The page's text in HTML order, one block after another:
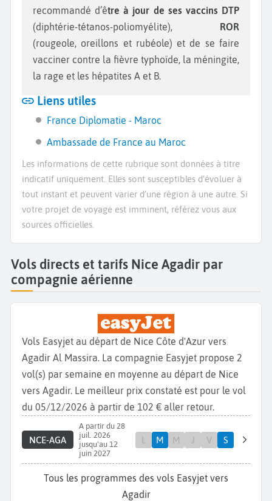
recommandé d’être à jour de ses vaccins DTP
(diphtérie-tétanos-poliomyélite), ROR
(rougeole, oreillons et rubéole) et de se faire
vacciner contre la fièvre typhoïde, la méningite,
la rage et les hépatites A et B.
Liens utiles
France Diplomatie - Maroc
Ambassade de France au Maroc
Les informations de cette rubrique sont données à titre
indicatif uniquement. Elles sont susceptibles d’évoluer à
tout instant et peuvent varier d’une région à une autre. Si
votre projet de voyage est imminent, référez vous aux
sources officielles.
Vols directs et tarifs Nice Agadir par
compagnie aérienne
Vols Easyjet au départ de Nice Côte d'Azur vers
Agadir Al Massira. La compagnie Easyjet propose 2
vol(s) par semaine en moyenne au départ de Nice
vers Agadir. Le meilleur prix constaté est pour le vol
du 05/12/2026 à partir de 102 € aller retour.
NCE-AGA
A partir du 28
juil. 2026
jusqu'au 12
juin 2027
L M M J V S
Tous les programmes des vols Easyjet vers
Agadir